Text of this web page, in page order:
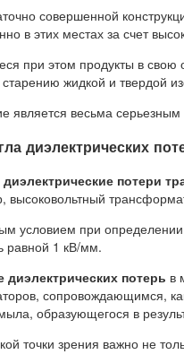
совершенной
в этих местах за счет
при этом продукты в свою
старению жидкой и твердой
является весьма
диэлектрических
диэлектрические потери
высоковольтный
условием при
равной 1 кВ/мм.
потерь в
сопровождающимся,
образующегося в
точки зрения важно не